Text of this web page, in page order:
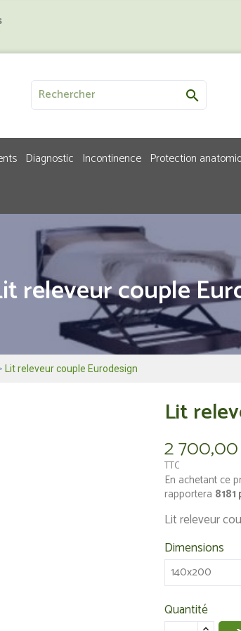

Diagnostic Incontinence Protection
releveur couple
Lit releveur couple Eurodesign
Lit
2
TTC
En achetant ce
rapportera 8181
Lit releveur
Dimensions
Quantité